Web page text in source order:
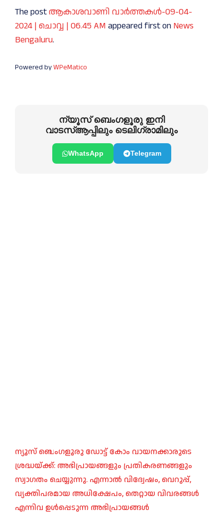
The postആകാശവാണി വാര്‍ത്തകള്‍-09-04-
2024 | ചൊവ്വ | 06.45 AM appeared first on News
Bengaluru.
Powered byWPeMatico
ന്യൂസ് ബെംഗളൂരു ഇനി
വാടസ്ആപ്പിലും ടെലിഗ്രാമിലും
WhatsApp Telegram
ന്യൂസ് ബെംഗളൂരു ഡോട്ട് കോം വായനക്കാരുടെ
ശ്രദ്ധയ്ക്ക്: അഭിപ്രായങ്ങളും പ്രതികരണങ്ങളും
സ്വാഗതം ചെയ്യുന്നു. എന്നാൽ വിദ്വേഷം, വെറുപ്പ്,
വ്യക്തിപരമായ അധിക്ഷേപം, തെറ്റായ വിവരങ്ങൾ
എന്നിവ ഉൾപ്പെടുന്ന അഭിപ്രായങ്ങൾ